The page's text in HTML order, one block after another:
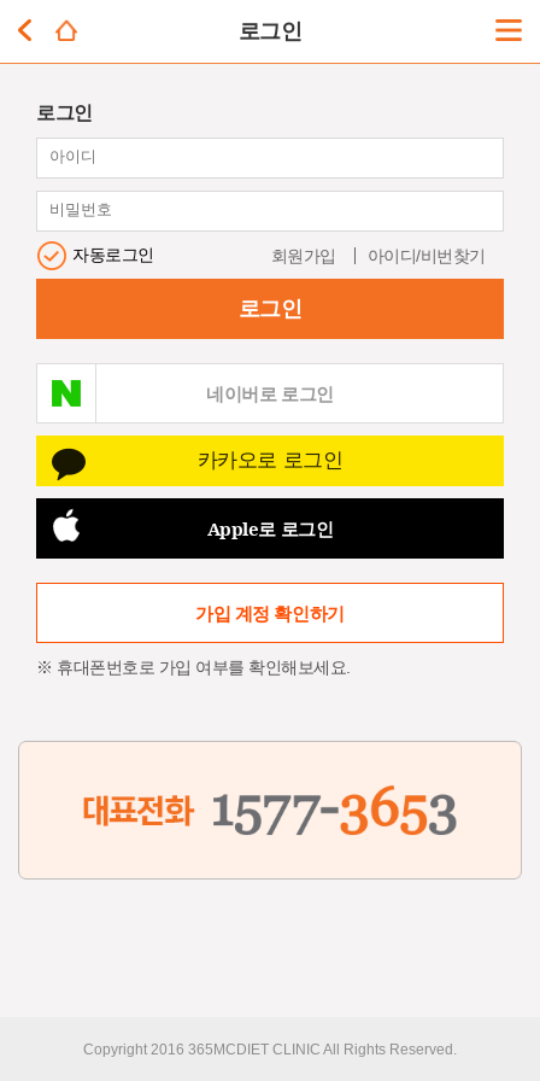
로그인
로그인
자동로그인 회원가입 아이디/비번찾기
로그인
네이버로 로그인
카카오로 로그인
Apple로 로그인
가입 계정 확인하기
※ 휴대폰번호로 가입 여부를 확인해보세요.
Copyright 2016 365MCDIET CLINIC All Rights Reserved.